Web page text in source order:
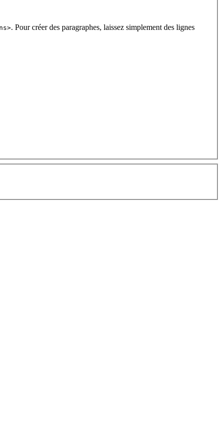
. Pour créer des paragraphes, laissez simplement des lignes